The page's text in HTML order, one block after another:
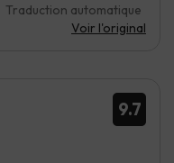
Traduction automatique
Voir l'original
9.7